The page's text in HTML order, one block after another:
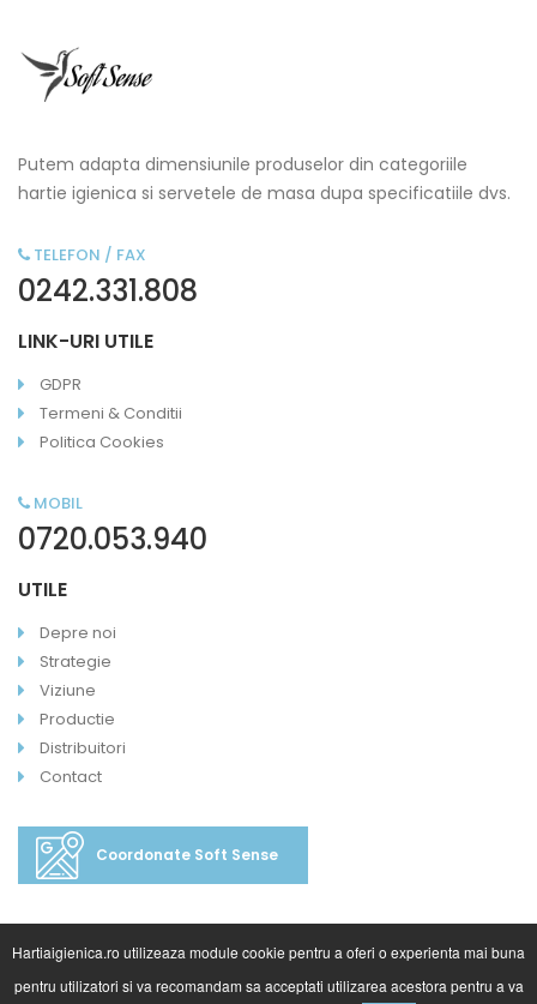
Putem adapta dimensiunile produselor din categoriile
hartie igienica si servetele de masa dupa specificatiile dvs.
TELEFON / FAX
0242.331.808
LINK-URI UTILE
GDPR
Termeni & Conditii
Politica Cookies
MOBIL
0720.053.940
UTILE
Depre noi
Strategie
Viziune
Productie
Distribuitori
Contact
Coordonate Soft Sense
©2020 HartiaIgienica.ro
Hartiaigienica.ro utilizeaza module cookie pentru a oferi o experienta mai buna
pentru utilizatori si va recomandam sa acceptati utilizarea acestora pentru a va